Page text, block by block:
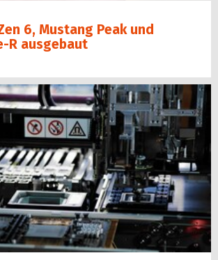
6, Mustang Peak und
R ausgebaut